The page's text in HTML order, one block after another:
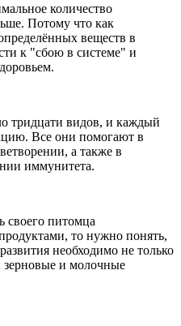
количество
Потому что как
веществ в
к "сбою в системе" и
тридцати видов, и каждый
Все они помогают в
а также в
иммунитета.
своего питомца
то нужно понять,
необходимо не только
зерновые и молочные